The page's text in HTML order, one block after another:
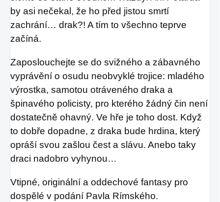
by asi nečekal, že ho před jistou smrtí
zachrání… drak?! A tím to všechno teprve
začíná.
Zaposlouchejte se do svižného a zábavného
vyprávění o osudu neobvyklé trojice: mladého
výrostka, samotou otráveného draka a
špinavého policisty, pro kterého žádný čin není
dostatečně ohavný. Ve hře je toho dost. Když
to dobře dopadne, z draka bude hrdina, který
opráší svou zašlou čest a slávu. Anebo taky
draci nadobro vyhynou…
Vtipné, originální a oddechové fantasy pro
dospělé v podání Pavla Rímského.